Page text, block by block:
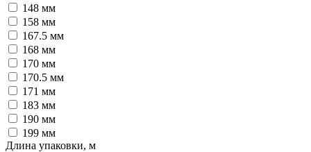
148 мм
158 мм
167.5 мм
168 мм
170 мм
170.5 мм
171 мм
183 мм
190 мм
199 мм
Длина упаковки, м